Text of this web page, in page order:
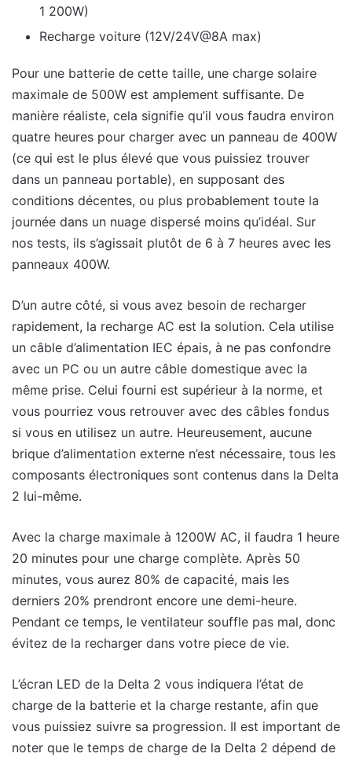
1 200W)
Recharge voiture (12V/24V@8A max)
Pour une batterie de cette taille, une charge solaire
maximale de 500W est amplement suffisante. De
manière réaliste, cela signifie qu’il vous faudra environ
quatre heures pour charger avec un panneau de 400W
(ce qui est le plus élevé que vous puissiez trouver
dans un panneau portable), en supposant des
conditions décentes, ou plus probablement toute la
journée dans un nuage dispersé moins qu’idéal. Sur
nos tests, ils s’agissait plutôt de 6 à 7 heures avec les
panneaux 400W.
D’un autre côté, si vous avez besoin de recharger
rapidement, la recharge AC est la solution. Cela utilise
un câble d’alimentation IEC épais, à ne pas confondre
avec un PC ou un autre câble domestique avec la
même prise. Celui fourni est supérieur à la norme, et
vous pourriez vous retrouver avec des câbles fondus
si vous en utilisez un autre. Heureusement, aucune
brique d’alimentation externe n’est nécessaire, tous les
composants électroniques sont contenus dans la Delta
2 lui-même.
Avec la charge maximale à 1200W AC, il faudra 1 heure
20 minutes pour une charge complète. Après 50
minutes, vous aurez 80% de capacité, mais les
derniers 20% prendront encore une demi-heure.
Pendant ce temps, le ventilateur souffle pas mal, donc
évitez de la recharger dans votre piece de vie.
L’écran LED de la Delta 2 vous indiquera l’état de
charge de la batterie et la charge restante, afin que
vous puissiez suivre sa progression. Il est important de
noter que le temps de charge de la Delta 2 dépend de